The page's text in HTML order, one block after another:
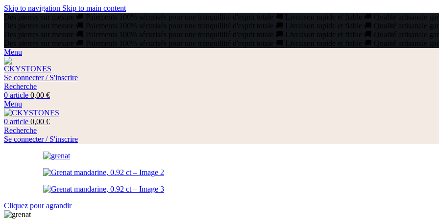
Skip to navigation Skip to main content
Des pierres sur mesure 🚚 Paiements 100% sécurisés pour une tranquillité d'esprit totale 🚚 Livraison rapide et fiable 🚚 Qualité artisanale
Des pierres sur mesure 🚚 Paiements 100% sécurisés pour une tranquillité d'esprit totale 🚚 Livraison rapide et fiable 🚚 Qualité artisanale
Des pierres sur mesure 🚚 Paiements 100% sécurisés pour une tranquillité d'esprit totale 🚚 Livraison rapide et fiable 🚚 Qualité artisanale
Des pierres sur mesure 🚚 Paiements 100% sécurisés pour une tranquillité d'esprit totale 🚚 Livraison rapide et fiable 🚚 Qualité artisanale
Menu
Se connecter / S'inscrire
Recherche
0 article 0,00 €
Menu
0 article 0,00 €
Recherche
Se connecter / S'inscrire
Cliquez pour agrandir